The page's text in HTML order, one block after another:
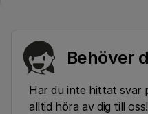
Behöver
Har du inte hittat svar
alltid höra av dig till oss!